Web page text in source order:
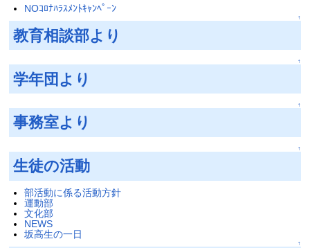
NOｺﾛﾅﾊﾗｽﾒﾝﾄｷｬﾝﾍﾟｰﾝ
↑
教育相談部より
↑
学年団より
↑
事務室より
↑
生徒の活動
部活動に係る活動方針
運動部
文化部
NEWS
坂高生の一日
↑